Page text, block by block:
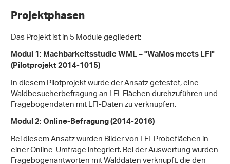
Projektphasen
Das Projekt ist in 5 Module gegliedert:
Modul 1: Machbarkeitsstudie WML – "WaMos meets LFI"
(Pilotprojekt 2014-1015)
In diesem Pilotprojekt wurde der Ansatz getestet, eine
Waldbesucherbefragung an LFI-Flächen durchzuführen und
Fragebogendaten mit LFI-Daten zu verknüpfen.
Modul 2: Online-Befragung (2014-2016)
Bei diesem Ansatz wurden Bilder von LFI-Probeflächen in
einer Online-Umfrage integriert. Bei der Auswertung wurden